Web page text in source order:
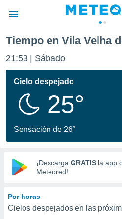
de
ha
calidad.
a este
las
y
digital
basada
Tiempo en Vila Velha
21:53 Sábado
Cielo despejado
25°
Sensación de 26°
¡Descarga GRATIS la app
Meteored!
Por horas
Cielos despejados en las